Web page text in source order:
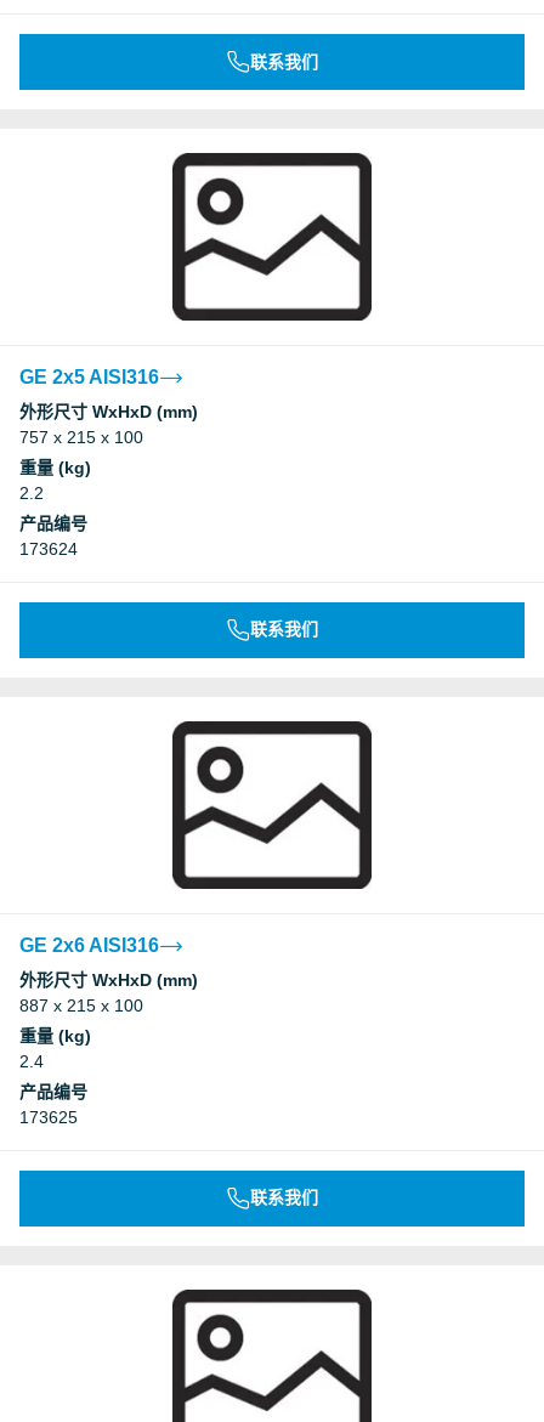
联系我们
GE 2x5 AISI316
外形尺寸 WxHxD (mm)
757 x 215 x 100
重量 (kg)
2.2
产品编号
173624
联系我们
GE 2x6 AISI316
外形尺寸 WxHxD (mm)
887 x 215 x 100
重量 (kg)
2.4
产品编号
173625
联系我们